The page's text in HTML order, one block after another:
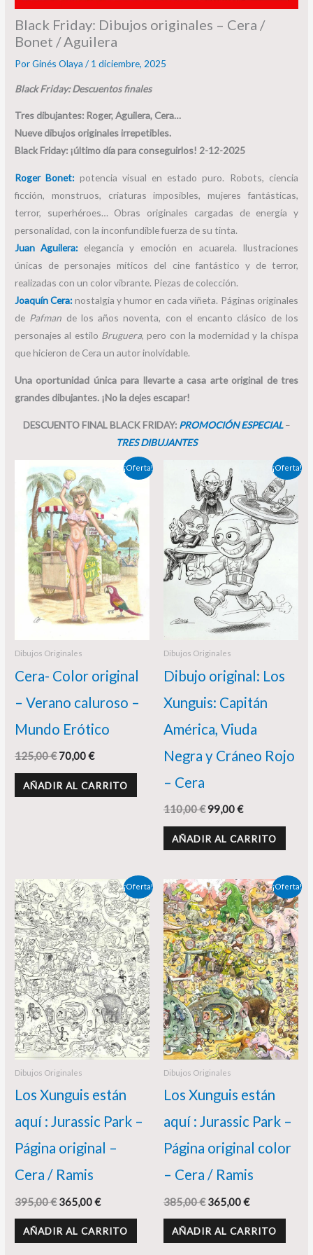
Black Friday: Dibujos originales – Cera /
Bonet / Aguilera
PorGinés Olaya/ 1 diciembre, 2025
Black Friday: Descuentos finales
Tres dibujantes: Roger, Aguilera, Cera…
Nueve dibujos originales irrepetibles.
Black Friday: ¡último día para conseguirlos! 2-12-2025
Roger Bonet: potencia visual en estado puro. Robots, ciencia
ficción, monstruos, criaturas imposibles, mujeres fantásticas,
terror, superhéroes… Obras originales cargadas de energía y
personalidad, con la inconfundible fuerza de su tinta.
Juan Aguilera: elegancia y emoción en acuarela. Ilustraciones
únicas de personajes míticos del cine fantástico y de terror,
realizadas con un color vibrante. Piezas de colección.
Joaquín Cera: nostalgia y humor en cada viñeta. Páginas originales
de Pafman de los años noventa, con el encanto clásico de los
personajes al estilo Bruguera, pero con la modernidad y la chispa
que hicieron de Cera un autor inolvidable.
Una oportunidad única para llevarte a casa arte original de tres
grandes dibujantes. ¡No la dejes escapar!
DESCUENTO FINAL BLACK FRIDAY: PROMOCIÓN ESPECIAL–
TRES DIBUJANTES
¡Oferta!
Dibujos Originales
Cera- Color original
– Verano caluroso –
Mundo Erótico
125,00€
precio
original
era:
125,00 €.
70,00€
precio
actual
es:
70,00 €.
AÑADIR AL CARRITO
¡Oferta!
Dibujos Originales
Dibujo original: Los
Xunguis: Capitán
América, Viuda
Negra y Cráneo Rojo
– Cera
110,00€
El
precio
original
era:
110,00 €.
99,00€
precio
actual
es:
99,00 €.
AÑADIR AL CARRITO
¡Oferta!
Dibujos Originales
Los Xunguis están
aquí : Jurassic Park –
Página original –
Cera / Ramis
395,00€
El
precio
original
era:
395,00 €.
365,00€
El
precio
actual
es:
365,00 €.
AÑADIR AL CARRITO
¡Oferta!
Dibujos Originales
Los Xunguis están
aquí : Jurassic Park –
Página original color
– Cera / Ramis
385,00€
El
precio
original
era:
385,00 €.
365,00€
El
precio
actual
es:
365,00 €.
AÑADIR AL CARRITO